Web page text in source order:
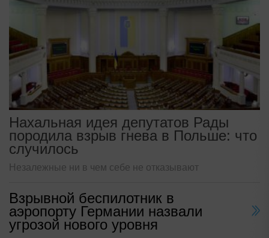
Нахальная идея депутатов Рады
породила взрыв гнева в Польше: что
случилось
Незалежные ни в чем себе не отказывают
Взрывной беспилотник в
аэропорту Германии назвали
угрозой нового уровня